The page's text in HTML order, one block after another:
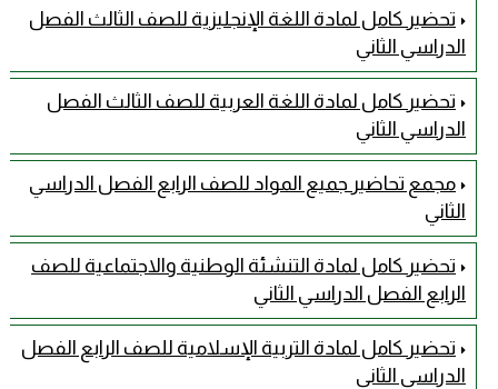
تحضير كامل لمادة اللغة الإنجليزية للصف الثالث الفصل
الدراسي الثاني
تحضير كامل لمادة اللغة العربية للصف الثالث الفصل
الدراسي الثاني
مجمع تحاضير جميع المواد للصف الرابع الفصل الدراسي
الثاني
تحضير كامل لمادة التنشئة الوطنية والاجتماعية للصف
الرابع الفصل الدراسي الثاني
تحضير كامل لمادة التربية الإسلامية للصف الرابع الفصل
الدراسي الثاني